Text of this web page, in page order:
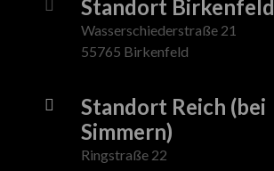
Standort Birkenfeld
Wasserschiederstraße 21
55765 Birkenfeld
Standort Reich (bei
Simmern)
Ringstraße 22